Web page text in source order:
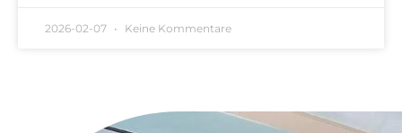
2026-02-07 Keine Kommentare